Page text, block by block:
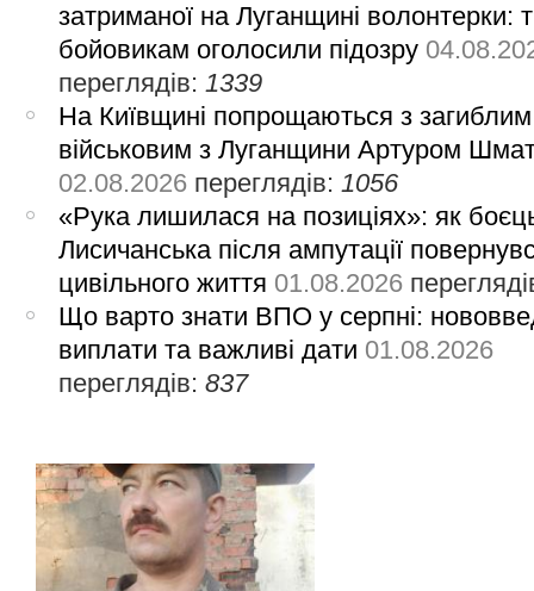
затриманої на Луганщині волонтерки:
бойовикам оголосили підозру
переглядів:1339
На Київщині попрощаються з загиблим
військовим з Луганщини Артуром
02.08.2026 переглядів:1056
«Рука лишилася на позиціях»: як
Лисичанська після ампутації
цивільного життя 01.08.2026
Що варто знати ВПО у серпні:
виплати та важливі дати 01.08.2026
переглядів:837